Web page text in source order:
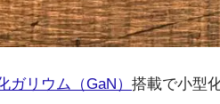
ガリウム（GaN） 搭載で小型